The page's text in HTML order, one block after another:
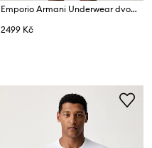
Emporio Armani Underwear dvoudílné pyžamo pánské bavlněné s elastanem
2499 Kč